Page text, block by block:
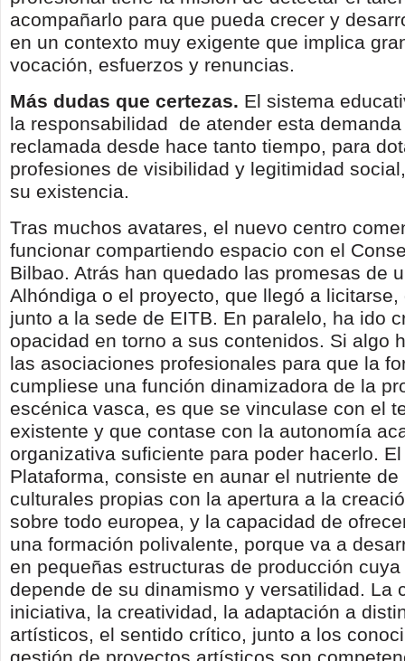
acompañarlo para que pueda crecer y
en un contexto muy exigente que implica
vocación, esfuerzos y renuncias.
Más dudas que certezas. El sistema
la responsabilidad de atender esta
reclamada desde hace tanto tiempo, para
profesiones de visibilidad y legitimidad
su existencia.
Tras muchos avatares, el nuevo centro
funcionar compartiendo espacio con el
Bilbao. Atrás han quedado las promesas de
Alhóndiga o el proyecto, que llegó a
junto a la sede de EITB. En paralelo, ha ido
opacidad en torno a sus contenidos. Si algo
las asociaciones profesionales para que la
cumpliese una función dinamizadora de la
escénica vasca, es que se vinculase con el
existente y que contase con la autonomía
organizativa suficiente para poder hacerlo.
Plataforma, consiste en aunar el nutriente
culturales propias con la apertura a la
sobre todo europea, y la capacidad de
una formación polivalente, porque va a
en pequeñas estructuras de producción
depende de su dinamismo y versatilidad. La
iniciativa, la creatividad, la adaptación a
artísticos, el sentido crítico, junto a los